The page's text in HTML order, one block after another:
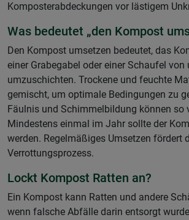
Komposterabdeckungen vor lästigem
Was bedeutet „den Kompost
Den Kompost umsetzen bedeutet, das
einer Grabegabel oder einer Schaufel von
umzuschichten. Trockene und feuchte
gemischt, um optimale Bedingungen zu
Fäulnis und Schimmelbildung können so
Mindestens einmal im Jahr sollte der
werden. Regelmäßiges Umsetzen fördert
Verrottungsprozess.
Lockt Kompost Ratten an?
Ein Kompost kann Ratten und andere
wenn falsche Abfälle darin entsorgt